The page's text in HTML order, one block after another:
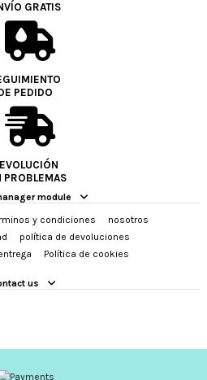
GRATIS
PEDIDO
PROBLEMAS
module
y condiciones
nosotros
política de devoluciones
Política de cookies
us